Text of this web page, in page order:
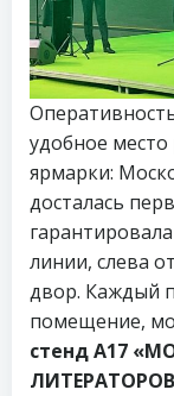
удобное
ярмарки:
досталась
линии, слева
двор. Каждый
помещение,
стендА17